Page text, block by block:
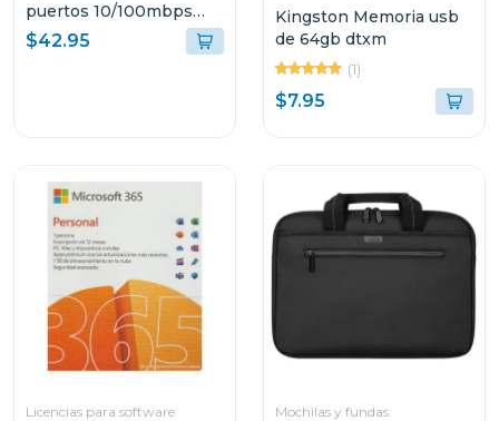
puertos 10/100mbps
para montaje en rack
tlsf10
$42.95
Kingston Memoria usb
de 64gb dtxm
(1)
$7.95
Licencias para software Mochilas y fundas